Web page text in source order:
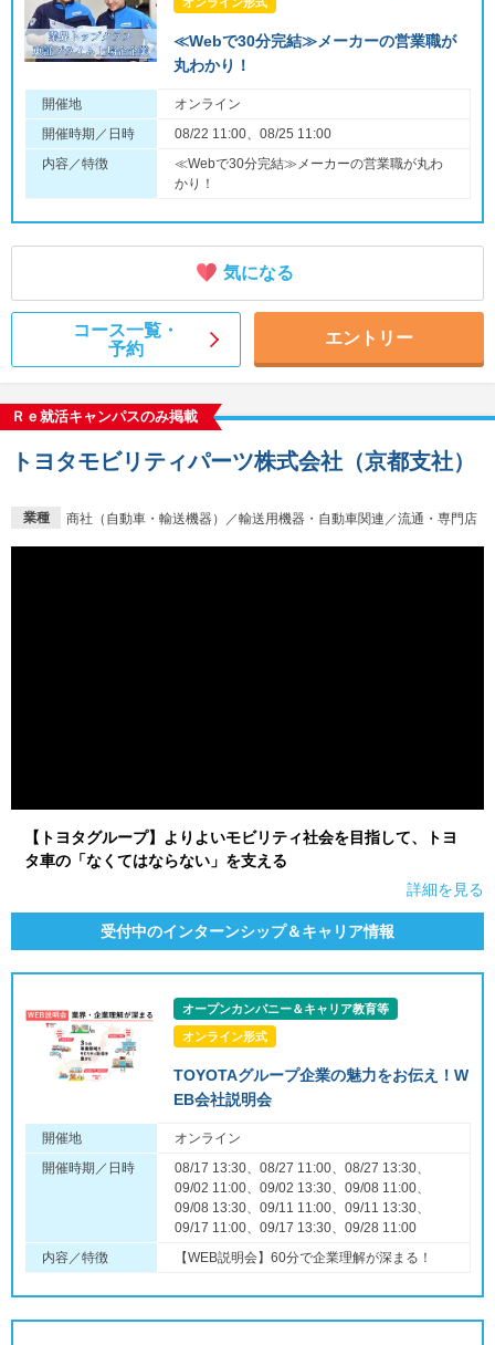
≪Webで30分完結≫メーカーの営業職が
丸わかり！
開催地
オンライン
開催時期／日時
08/22 11:00、08/25 11:00
内容／特徴
≪Webで30分完結≫メーカーの営業職が丸わ
かり！
気になる
コース一覧・
予約
エントリー
Ｒｅ就活キャンパスのみ掲載
業種 商社（自動車・輸送機器）／輸送用機器・自動車関連／流通・専門店
トヨタモビリティパーツ株式会社（京都支社）
【トヨタグループ】よりよいモビリティ社会を目指して、トヨ
タ車の「なくてはならない」を支える
詳細を見る
受付中のインターンシップ＆キャリア情報
オープンカンパニー＆キャリア教育等
オンライン形式
TOYOTAグループ企業の魅力をお伝え！W
EB会社説明会
開催地
オンライン
開催時期／日時
08/17 13:30、08/27 11:00、08/27 13:30、
09/02 11:00、09/02 13:30、09/08 11:00、
09/08 13:30、09/11 11:00、09/11 13:30、
09/17 11:00、09/17 13:30、09/28 11:00
内容／特徴
【WEB説明会】60分で企業理解が深まる！